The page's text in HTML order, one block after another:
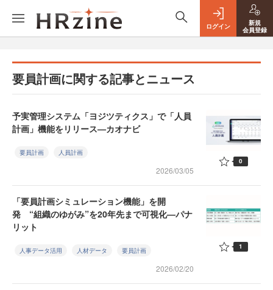
ログイン
新規
会員登録
要員計画に関する記事とニュース
予実管理システム「ヨジツティクス」で「人員
計画」機能をリリース—カオナビ
要員計画 人員計画
2026/03/05
0
「要員計画シミュレーション機能」を開
発 “組織のゆがみ”を20年先まで可視化—パナ
リット
人事データ活用 人材データ 要員計画
2026/02/20
1